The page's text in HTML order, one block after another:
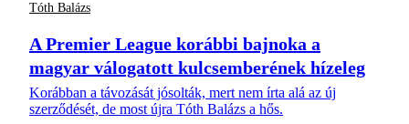
Tóth Balázs
A Premier League korábbi bajnoka a
magyar válogatott kulcsemberének hízeleg
Korábban a távozását jósolták, mert nem írta alá az új
szerződését, de most újra Tóth Balázs a hős.